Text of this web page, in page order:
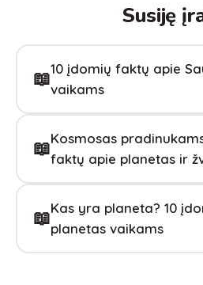
Susiję
📖10 įdomių faktų apie
vaikams
📖Kosmosas
faktų apie planetas ir
📖Kas yra planeta? 10
planetas vaikams